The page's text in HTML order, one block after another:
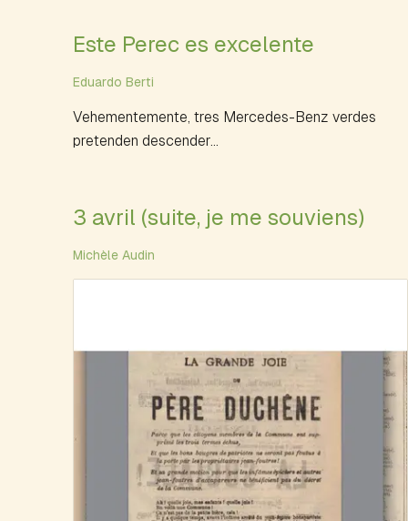
Este Perec es excelente
Eduardo Berti
Vehementemente, tres Mercedes-Benz verdes
pretenden descender...
3 avril (suite, je me souviens)
Michèle Audin